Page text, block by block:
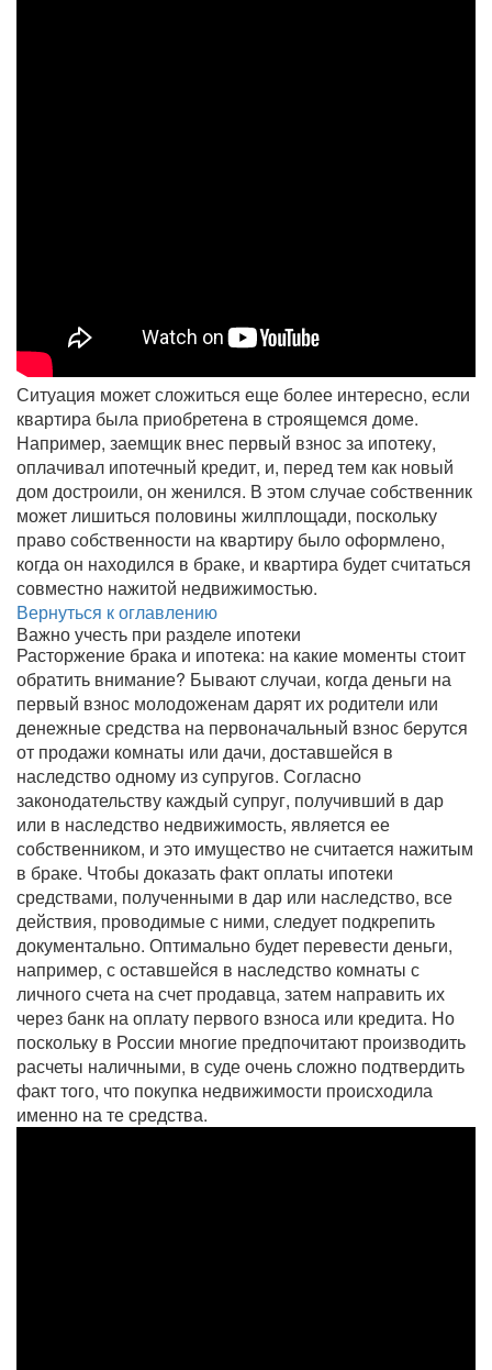
Ситуация может сложиться еще более интересно, если
квартира была приобретена в строящемся доме.
Например, заемщик внес первый взнос за ипотеку,
оплачивал ипотечный кредит, и, перед тем как новый
дом достроили, он женился. В этом случае собственник
может лишиться половины жилплощади, поскольку
право собственности на квартиру было оформлено,
когда он находился в браке, и квартира будет считаться
совместно нажитой недвижимостью.
Вернуться к оглавлению
Важно учесть при разделе ипотеки
Расторжение брака и ипотека: на какие моменты стоит
обратить внимание? Бывают случаи, когда деньги на
первый взнос молодоженам дарят их родители или
денежные средства на первоначальный взнос берутся
от продажи комнаты или дачи, доставшейся в
наследство одному из супругов. Согласно
законодательству каждый супруг, получивший в дар
или в наследство недвижимость, является ее
собственником, и это имущество не считается нажитым
в браке. Чтобы доказать факт оплаты ипотеки
средствами, полученными в дар или наследство, все
действия, проводимые с ними, следует подкрепить
документально. Оптимально будет перевести деньги,
например, с оставшейся в наследство комнаты с
личного счета на счет продавца, затем направить их
через банк на оплату первого взноса или кредита. Но
поскольку в России многие предпочитают производить
расчеты наличными, в суде очень сложно подтвердить
факт того, что покупка недвижимости происходила
именно на те средства.